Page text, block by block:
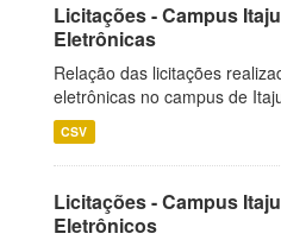
Licitações - Campus
Eletrônicas
Relação das licitações
eletrônicas no campus de
CSV
Licitações - Campus
Eletrônicos